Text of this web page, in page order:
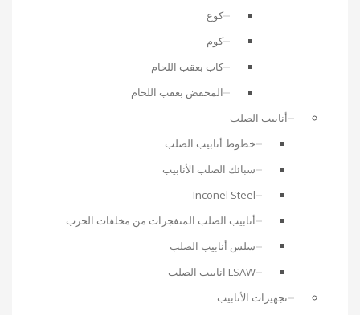
كوع
كوم
كاب بعقب اللحام
المخفض بعقب اللحام
أنابيب الصلب
خطوط أنابيب الصلب
سبائك الصلب الأنابيب
Inconel Steel
أنابيب الصلب المتفجرات من مخلفات الحرب
سلس أنابيب الصلب
LSAW انابيب الصلب
تجهيزات الأنابيب